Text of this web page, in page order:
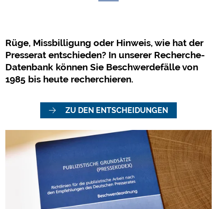
Rüge, Missbilligung oder Hinweis, wie hat der
Presserat entschieden? In unserer Recherche-
Datenbank können Sie Beschwerdefälle von
1985 bis heute recherchieren.
ZU DEN ENTSCHEIDUNGEN